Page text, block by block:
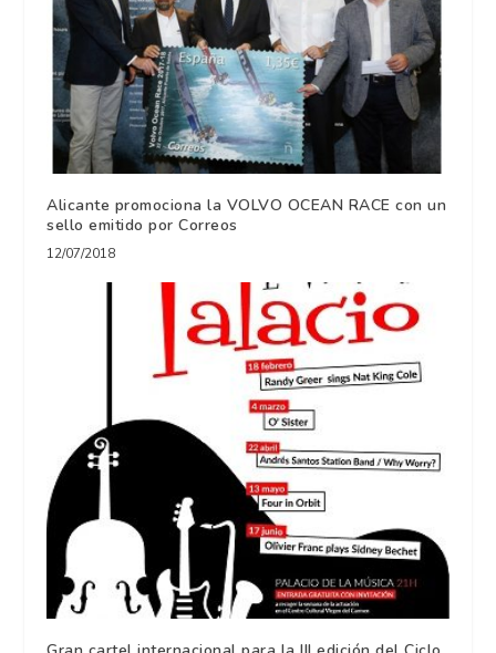
Alicante promociona la VOLVO OCEAN RACE con un
sello emitido por Correos
12/07/2018